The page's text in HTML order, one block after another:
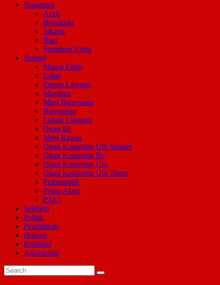
Nusantara
Aceh
Bengkulu
Jakarta
Riau
Sumatera Utara
Sumsel
Muara Enim
Lahat
Empat Lawang
Muratara
Musi Banyuasin
Banyuasin
Lubuk Linggau
Ogan Ilir
Musi Rawas
Ogan Komering Ulu Selatan
Ogan Komering Ilir
Ogan Komering Ulu
Ogan Komering Ulu Timur
Prabumulih
Pagar Alam
PALI
Selebriti
Politik
Pendidikan
Hukum
Kriminal
Advertorial